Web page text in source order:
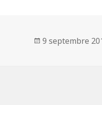
Publié
9 septembre